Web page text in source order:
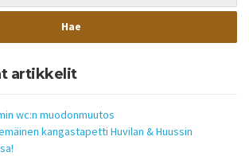
artikkelit
wc:n muodonmuutos
kangastapetti Huvilan & Huussin